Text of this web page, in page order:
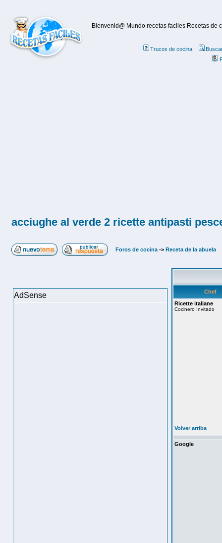
Bienvenid@ Mundo recetas faciles Recetas de
Trucos de cocina
acciughe al verde 2 ricette antipasti
Foros de cocina -> Receta de la abuela
AdSense
Chef
Ricette italiane
Cocinero Invitado
Volver arriba
Google